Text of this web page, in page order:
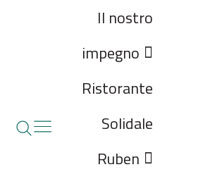
Il nostro
impegno
Ristorante
Solidale
Ruben